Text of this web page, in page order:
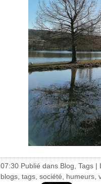
07:30 Publié dans Blog Tags |
blogs tags société humeurs